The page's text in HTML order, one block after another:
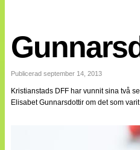
EM 2013
Internationellt
Bildreportage
Bloggar
Lagen
Publicerad september 14, 2013
Kristianstads DFF har vunnit sina två
Elisabet Gunnarsdottir om det som